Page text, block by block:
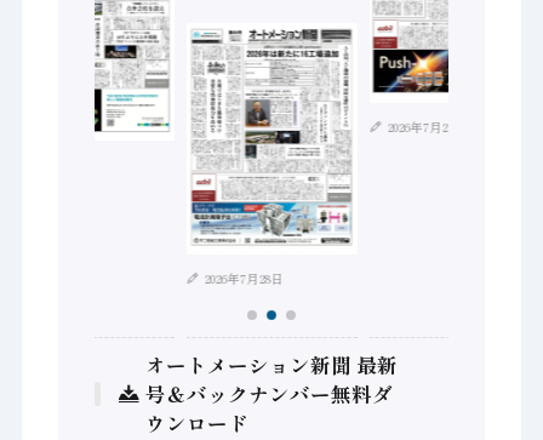
2026年7月28日
2026年7月21日
オートメーション新聞 最新
号＆バックナンバー無料ダ
ウンロード